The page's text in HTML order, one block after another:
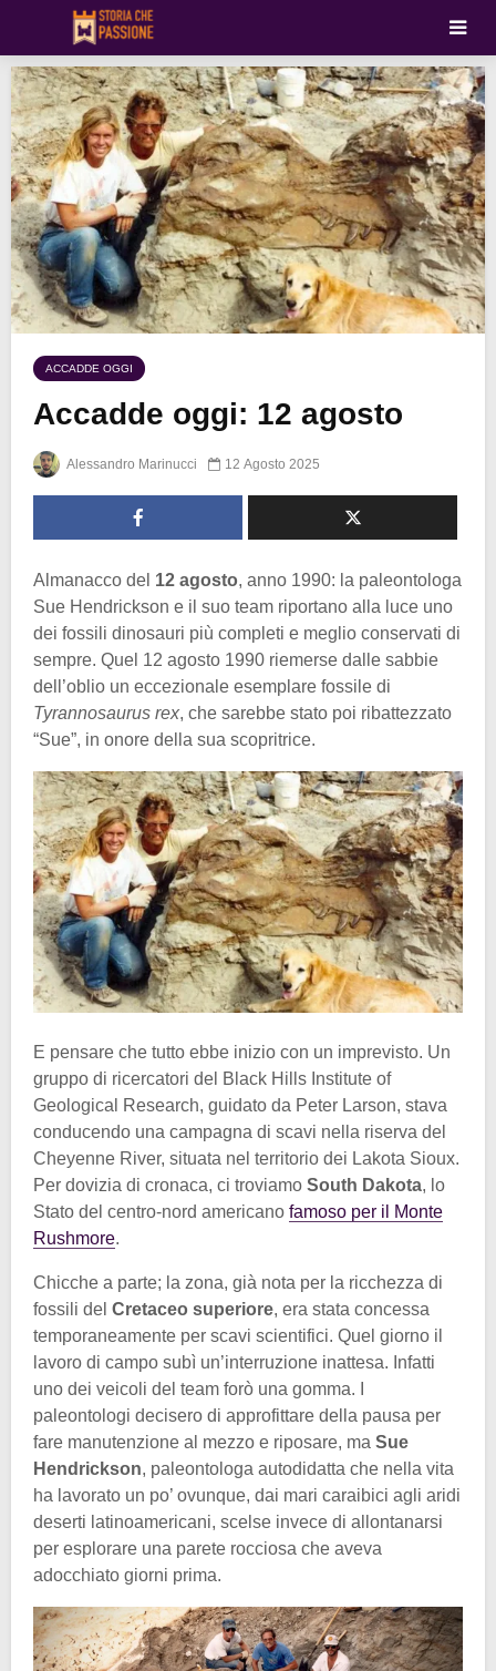
ACCADDE OGGI
Accadde oggi: 12 agosto
Alessandro Marinucci 12 Agosto 2025
Almanacco del 12 agosto, anno 1990: la paleontologa
Sue Hendrickson e il suo team riportano alla luce uno
dei fossili dinosauri più completi e meglio conservati di
sempre. Quel 12 agosto 1990 riemerse dalle sabbie
dell’oblio un eccezionale esemplare fossile di
Tyrannosaurus rex, che sarebbe stato poi ribattezzato
“Sue”, in onore della sua scopritrice.
E pensare che tutto ebbe inizio con un imprevisto. Un
gruppo di ricercatori del Black Hills Institute of
Geological Research, guidato da Peter Larson, stava
conducendo una campagna di scavi nella riserva del
Cheyenne River, situata nel territorio dei Lakota Sioux.
Per dovizia di cronaca, ci troviamo South Dakota, lo
Stato del centro-nord americano famoso per il Monte
Rushmore.
Chicche a parte; la zona, già nota per la ricchezza di
fossili del Cretaceo superiore, era stata concessa
temporaneamente per scavi scientifici. Quel giorno il
lavoro di campo subì un’interruzione inattesa. Infatti
uno dei veicoli del team forò una gomma. I
paleontologi decisero di approfittare della pausa per
fare manutenzione al mezzo e riposare, ma Sue
Hendrickson, paleontologa autodidatta che nella vita
ha lavorato un po’ ovunque, dai mari caraibici agli aridi
deserti latinoamericani, scelse invece di allontanarsi
per esplorare una parete rocciosa che aveva
adocchiato giorni prima.